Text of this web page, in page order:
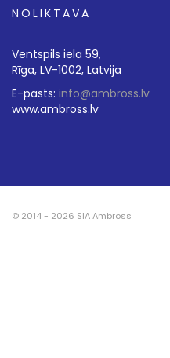
NOLIKTAVA
Ventspils iela 59,
Rīga, LV-1002, Latvija
E-pasts: info@ambross.lv
www.ambross.lv
© 2014 - 2026 SIA Ambross